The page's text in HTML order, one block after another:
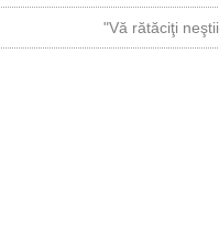
"Vă rătăciţi